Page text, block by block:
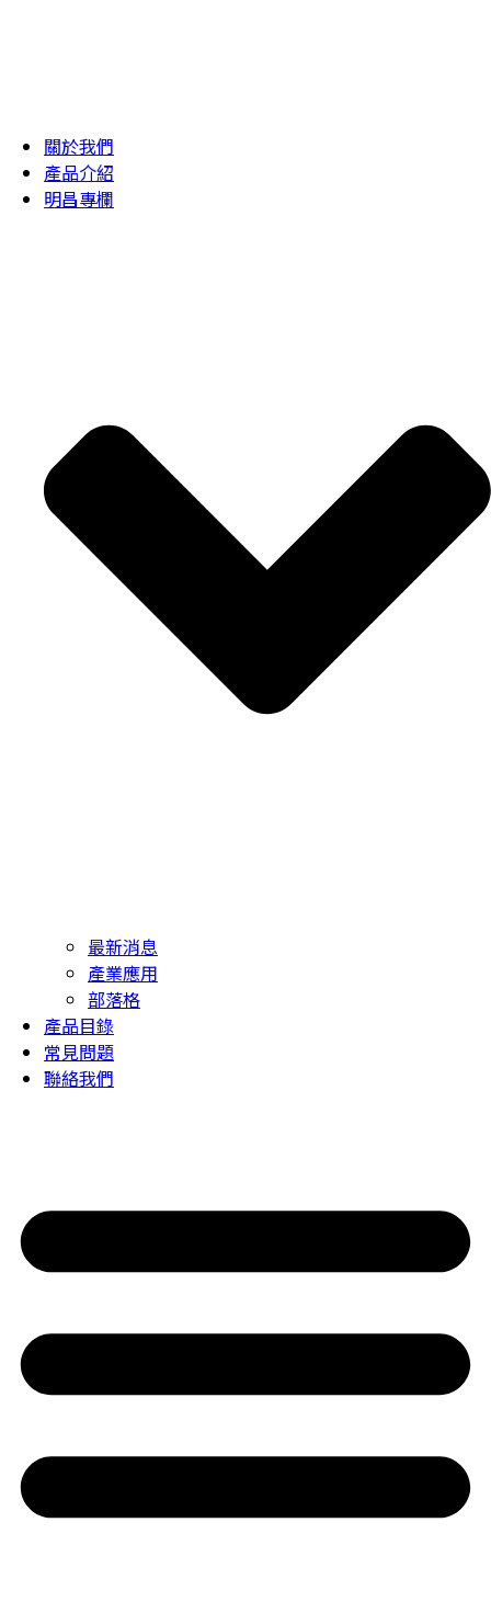
關於我們
產品介紹
明昌專欄
最新消息
產業應用
部落格
產品目錄
常見問題
聯絡我們